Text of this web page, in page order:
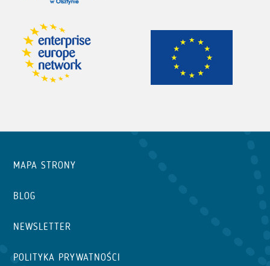
MAPA STRONY
BLOG
NEWSLETTER
POLITYKA PRYWATNOŚCI